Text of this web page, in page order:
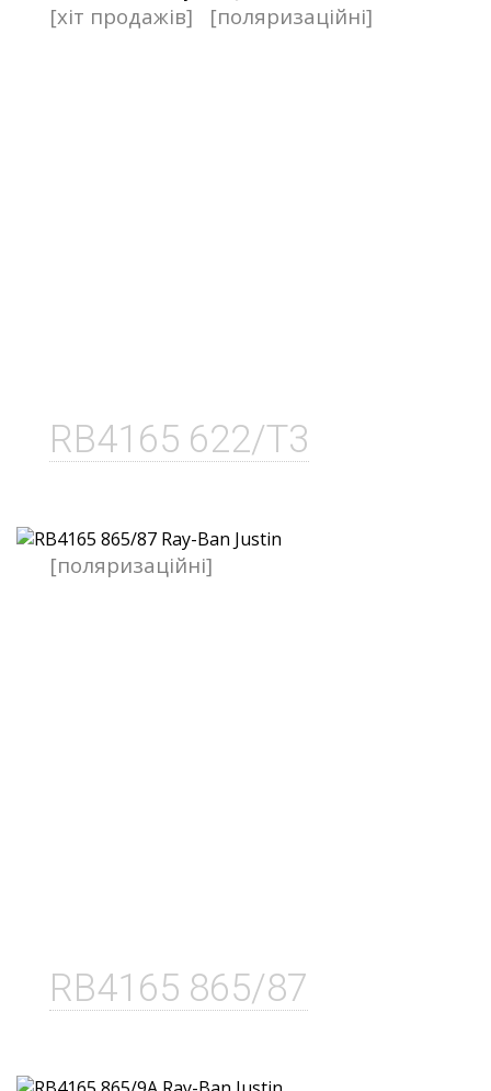
RB4165 622/T3
[хіт продажів] [поляризаційні]
RB4165 865/87
[поляризаційні]